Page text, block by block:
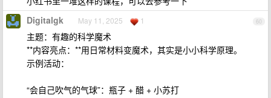
60
Digitalgk May 11, 2025 1
主题：有趣的科学魔术
**内容亮点：**用日常材料变魔术，其实是小小科学原理。
示例活动：
“会自己吹气的气球”：瓶子 + 醋 + 小苏打